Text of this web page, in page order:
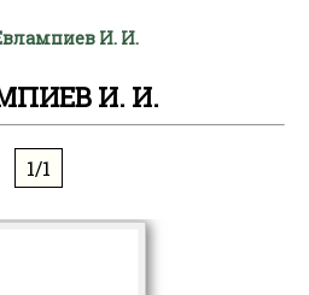
И. И.
И. И.
1/1